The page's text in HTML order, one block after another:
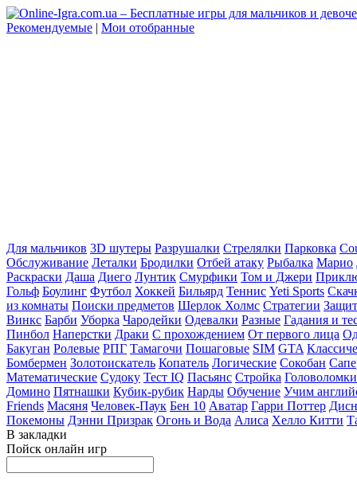
Рекомендуемые | Мои отобранные
Для мальчиков 3D шутеры Разрушалки Стрелялки Парковка
Обслуживание Леталки Бродилки Отбей атаку Рыбалка Марио
Раскраски Даша Диего Лунтик Смурфики Том и Джери
Гольф Боулинг Футбол Хоккей Бильярд Теннис Yeti Sports
из комнаты Поиски предметов Шерлок Холмс Стратегии
Винкс Барби Уборка Чародейки Одевалки Разные Гадания и
Пинбол Наперстки Драки С прохождением От первого лица
Бакуган Ролевые РПГ Тамагочи Пошаговые SIM GTA
Бомбермен Золотоискатель Копатель Логические Сокобан
Математические Судоку Тест IQ Пасьянс Стройка Головоломки
Домино Пятнашки Кубик-рубик Нарды Обучение Учим
Friends Масяня Человек-Паук Бен 10 Аватар Гарри Поттер
Покемоны Дэнни Призрак Огонь и Вода Алиса Хелло Китти
В закладки
Пойск онлайн игр